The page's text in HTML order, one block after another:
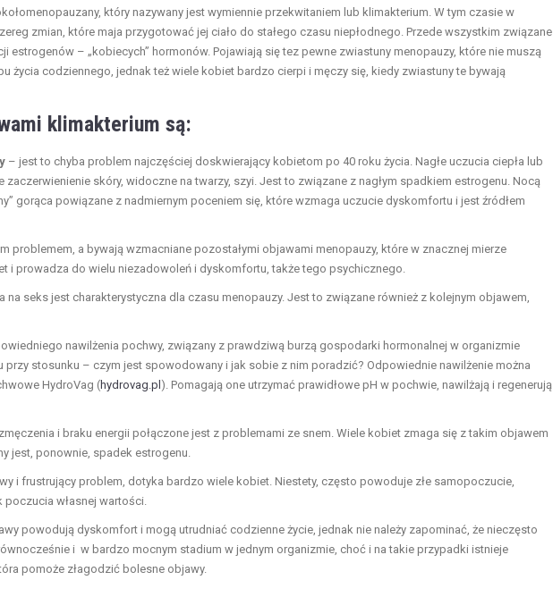
który nazywany jest wymiennie przekwitaniem lub klimakterium. W tym czasie w
zmian, które maja przygotować jej ciało do stałego czasu niepłodnego. Przede wszystkim związane
estrogenów – „kobiecych” hormonów. Pojawiają się tez pewne zwiastuny menopauzy, które nie muszą
życia codziennego, jednak też wiele kobiet bardzo cierpi i męczy się, kiedy zwiastuny te bywają
klimakterium są:
– jest to chyba problem najczęściej doskwierający kobietom po 40 roku życia. Nagłe uczucia ciepła lub
skóry, widoczne na twarzy, szyi. Jest to związane z nagłym spadkiem estrogenu. Nocą
gorąca powiązane z nadmiernym poceniem się, które wzmaga uczucie dyskomfortu i jest źródłem
problemem, a bywają wzmacniane pozostałymi objawami menopauzy, które w znacznej mierze
i prowadza do wielu niezadowoleń i dyskomfortu, także tego psychicznego.
na seks jest charakterystyczna dla czasu menopauzy. Jest to związane również z kolejnym objawem,
nawilżenia pochwy, związany z prawdziwą burzą gospodarki hormonalnej w organizmie
przy stosunku – czym jest spowodowany i jak sobie z nim poradzić? Odpowiednie nawilżenie można
HydroVag (hydrovag.pl ). Pomagają one utrzymać prawidłowe pH w pochwie, nawilżają i regenerują
i braku energii połączone jest z problemami ze snem. Wiele kobiet zmaga się z takim objawem
jest, ponownie, spadek estrogenu.
i frustrujący problem, dotyka bardzo wiele kobiet. Niestety, często powoduje złe samopoczucie,
własnej wartości.
powodują dyskomfort i mogą utrudniać codzienne życie, jednak nie należy zapominać, że nieczęsto
i w bardzo mocnym stadium w jednym organizmie, choć i na takie przypadki istnieje
pomoże złagodzić bolesne objawy.